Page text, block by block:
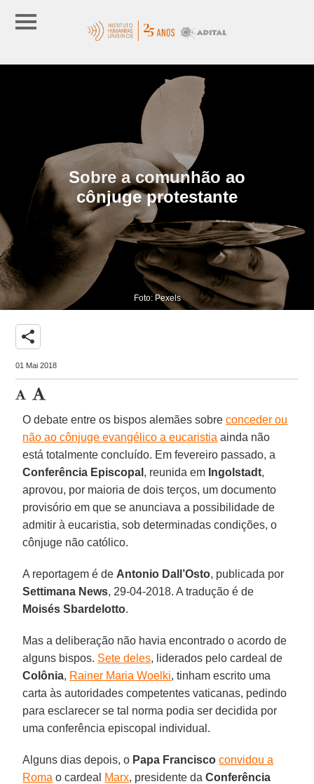
Sobre a comunhão ao
cônjuge protestante
Foto: Pexels
share
01 Mai 2018
O debate entre os bispos alemães sobreconceder ou
não ao cônjuge evangélico a eucaristia ainda não
está totalmente concluído. Em fevereiro passado, a
Conferência Episcopal , reunida em Ingolstadt,
aprovou, por maioria de dois terços, um documento
provisório em que se anunciava a possibilidade de
admitir à eucaristia, sob determinadas condições, o
cônjuge não católico.
A reportagem é de Antonio Dall’Osto, publicada por
Settimana News, 29-04-2018. A tradução é de
Moisés Sbardelotto.
Mas a deliberação não havia encontrado o acordo de
alguns bispos. Sete deles, liderados pelo cardeal de
Colônia, Rainer Maria Woelki, tinham escrito uma
carta às autoridades competentes vaticanas, pedindo
para esclarecer se tal norma podia ser decidida por
uma conferência episcopal individual.
Alguns dias depois, o Papa Francisco convidou a
Roma o cardeal Marx, presidente daConferência